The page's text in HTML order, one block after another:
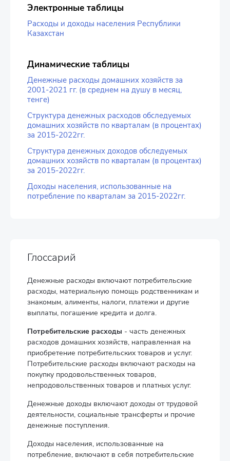
Электронные таблицы
Расходы и доходы населения Республики
Казахстан
Динамические таблицы
Денежные расходы домашних хозяйств за
2001-2021 гг. (в среднем на душу в месяц,
тенге)
Структура денежных расходов обследуемых
домашних хозяйств по кварталам (в процентах)
за 2015-2022гг.
Структура денежных доходов обследуемых
домашних хозяйств по кварталам (в процентах)
за 2015-2022гг.
Доходы населения, использованные на
потребление по кварталам за 2015-2022гг.
Глоссарий
Денежные расходы включают потребительские
расходы, материальную помощь родственникам и
знакомым, алименты, налоги, платежи и другие
выплаты, погашение кредита и долга.
Потребительские расходы - часть денежных
расходов домашних хозяйств, направленная на
приобретение потребительских товаров и услуг.
Потребительские расходы включают расходы на
покупку продовольственных товаров,
непродовольственных товаров и платных услуг.
Денежные доходы включают доходы от трудовой
деятельности, социальные трансферты и прочие
денежные поступления.
Доходы населения, использованные на
потребление, включают в себя потребительские